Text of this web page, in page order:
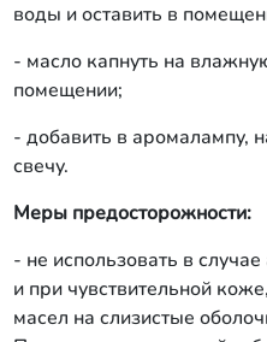
воды и оставить в
- масло капнуть на
помещении;
- добавить в аромалампу,
свечу.
Меры предосторожности:
- не использовать в
и при чувствительной
масел на слизистые